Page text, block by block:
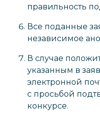
правильность
Все поданные
независимое
В случае
указанным в
электронной
с просьбой
конкурсе.